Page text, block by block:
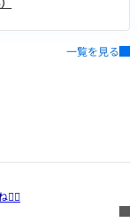
一覧を見る
🙇‍♂️